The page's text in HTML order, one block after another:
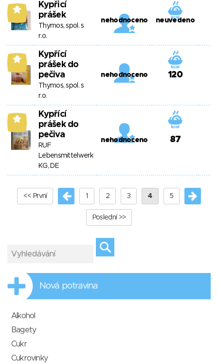
7
Kypřicí
prášek
Thymos, spol. s
r.o.
nehodnoceno neuvedeno
7
Kypřící
prášek do
pečiva
Thymos, spol. s
r.o.
nehodnoceno 120
7
Kypřící
prášek do
pečiva
RUF
Lebensmittelwerk
KG, DE
nehodnoceno 87
<< První 1 2 3 4 5
Poslední >>
Nová potravina
Alkohol
Bagety
Cukr
Cukrovinky